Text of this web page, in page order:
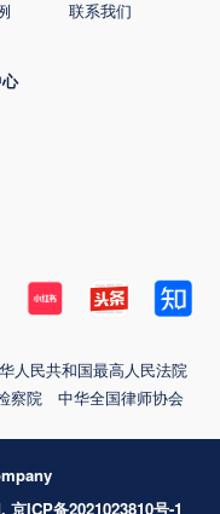
联系我们
人民共和国最高人民法院
察院
中华全国律师协会
ICP备2021023810号-1